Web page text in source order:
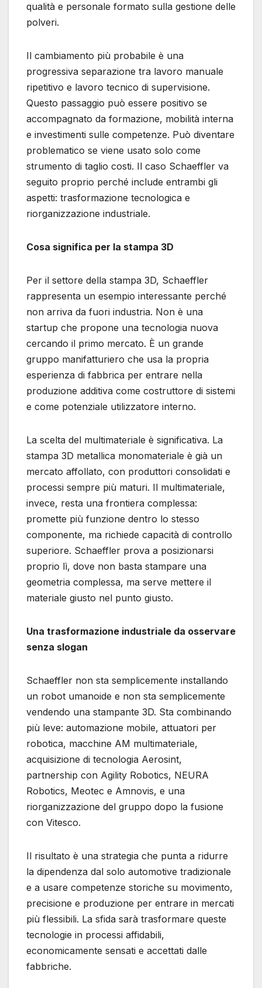
qualità e personale formato sulla gestione delle
polveri.
Il cambiamento più probabile è una
progressiva separazione tra lavoro manuale
ripetitivo e lavoro tecnico di supervisione.
Questo passaggio può essere positivo se
accompagnato da formazione, mobilità interna
e investimenti sulle competenze. Può diventare
problematico se viene usato solo come
strumento di taglio costi. Il caso Schaeffler va
seguito proprio perché include entrambi gli
aspetti: trasformazione tecnologica e
riorganizzazione industriale.
Cosa significa per la stampa 3D
Per il settore della stampa 3D, Schaeffler
rappresenta un esempio interessante perché
non arriva da fuori industria. Non è una
startup che propone una tecnologia nuova
cercando il primo mercato. È un grande
gruppo manifatturiero che usa la propria
esperienza di fabbrica per entrare nella
produzione additiva come costruttore di sistemi
e come potenziale utilizzatore interno.
La scelta del multimateriale è significativa. La
stampa 3D metallica monomateriale è già un
mercato affollato, con produttori consolidati e
processi sempre più maturi. Il multimateriale,
invece, resta una frontiera complessa:
promette più funzione dentro lo stesso
componente, ma richiede capacità di controllo
superiore. Schaeffler prova a posizionarsi
proprio lì, dove non basta stampare una
geometria complessa, ma serve mettere il
materiale giusto nel punto giusto.
Una trasformazione industriale da osservare
senza slogan
Schaeffler non sta semplicemente installando
un robot umanoide e non sta semplicemente
vendendo una stampante 3D. Sta combinando
più leve: automazione mobile, attuatori per
robotica, macchine AM multimateriale,
acquisizione di tecnologia Aerosint,
partnership con Agility Robotics, NEURA
Robotics, Meotec e Amnovis, e una
riorganizzazione del gruppo dopo la fusione
con Vitesco.
Il risultato è una strategia che punta a ridurre
la dipendenza dal solo automotive tradizionale
e a usare competenze storiche su movimento,
precisione e produzione per entrare in mercati
più flessibili. La sfida sarà trasformare queste
tecnologie in processi affidabili,
economicamente sensati e accettati dalle
fabbriche.